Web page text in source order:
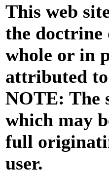
This web
the doctrine
whole or in
attributed
NOTE: The
which may
full
user.